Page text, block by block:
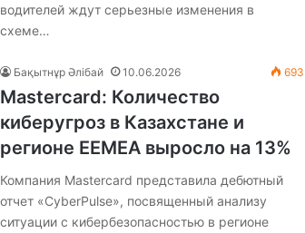
водителей ждут серьезные изменения в
схеме…
Бақытнұр Әлібай 10.06.2026 693
Mastercard: Количество
киберугроз в Казахстане и
регионе EEMEA выросло на 13%
Компания Mastercard представила дебютный
отчет «CyberPulse», посвященный анализу
ситуации с кибербезопасностью в регионе